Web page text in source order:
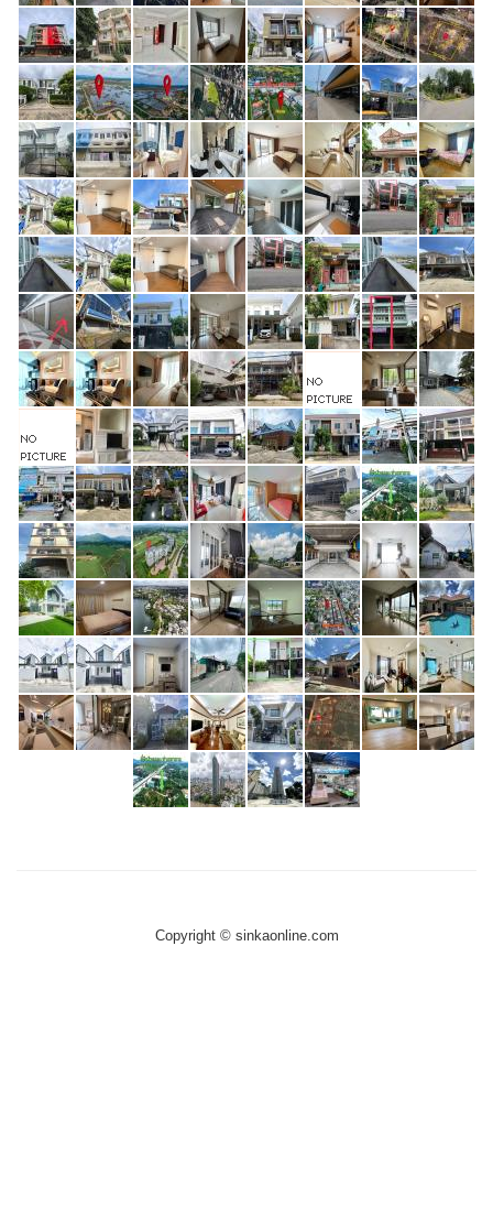
Copyright © sinkaonline.com